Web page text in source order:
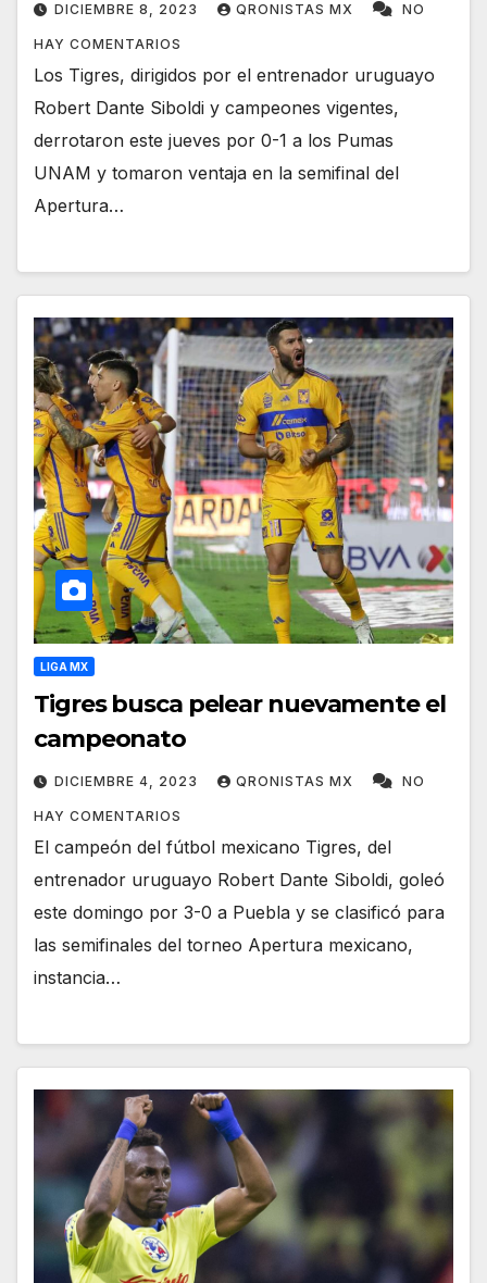
DICIEMBRE 8, 2023 QRONISTAS MX NO
HAY COMENTARIOS
Los Tigres, dirigidos por el entrenador uruguayo
Robert Dante Siboldi y campeones vigentes,
derrotaron este jueves por 0-1 a los Pumas
UNAM y tomaron ventaja en la semifinal del
Apertura…
LIGA MX
Tigres busca pelear nuevamente el
campeonato
DICIEMBRE 4, 2023 QRONISTAS MX NO
HAY COMENTARIOS
El campeón del fútbol mexicano Tigres, del
entrenador uruguayo Robert Dante Siboldi, goleó
este domingo por 3-0 a Puebla y se clasificó para
las semifinales del torneo Apertura mexicano,
instancia…